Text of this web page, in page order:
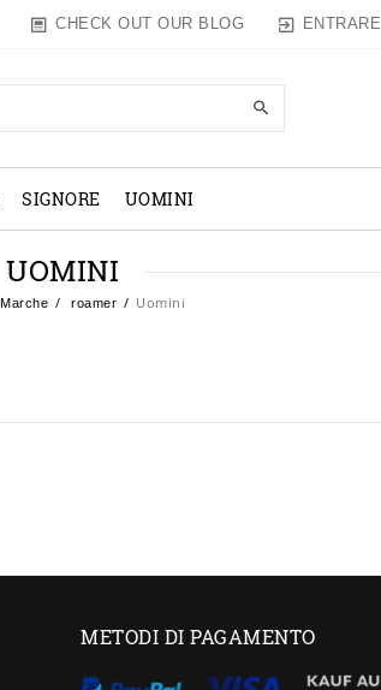
CHECK OUT OUR BLOG ENTRARE
SIGNORE UOMINI
UOMINI
Marche roamer Uomini
METODI DI PAGAMENTO